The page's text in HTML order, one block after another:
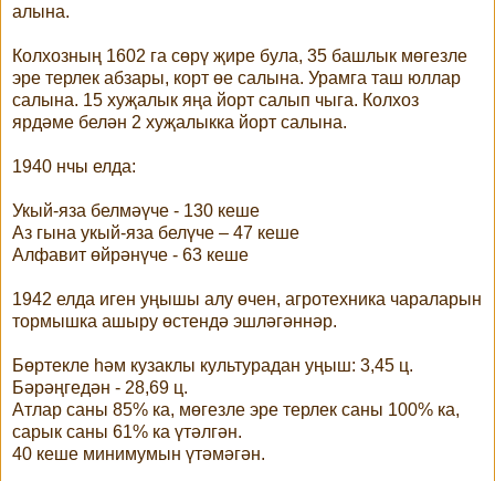
алына.
Колхозның 1602 га сөрү җире була, 35 башлык мөгезле
эре терлек абзары, корт өе салына. Урамга таш юллар
салына. 15 хуҗалык яңа йорт салып чыга. Колхоз
ярдәме белән 2 хуҗалыкка йорт салына.
1940 нчы елда:
Укый-яза белмәүче - 130 кеше
Аз гына укый-яза белүче – 47 кеше
Алфавит өйрәнүче - 63 кеше
1942 елда иген уңышы алу өчен, агротехника чараларын
тормышка ашыру өстендә эшләгәннәр.
Бөртекле һәм кузаклы культурадан уңыш: 3,45 ц.
Бәрәңгедән - 28,69 ц.
Атлар саны 85% ка, мөгезле эре терлек саны 100% ка,
сарык саны 61% ка үтәлгән.
40 кеше минимумын үтәмәгән.